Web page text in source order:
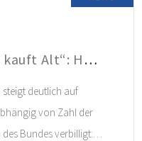
KfW-Förderung „Jung kauft Alt“: Höhere Kredite ab August 2026
steigt deutlich auf
von Zahl der
Bundes verbilligt: